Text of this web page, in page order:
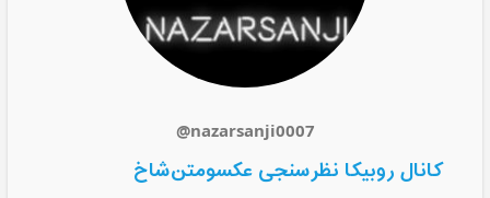
@nazarsanji0007
کانال روبیکا نظرسنجی عکسومتن‌شاخ